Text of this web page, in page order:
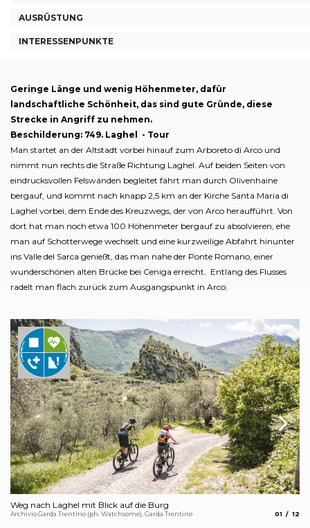
AUSRÜSTUNG
INTERESSENPUNKTE
Geringe Länge und wenig Höhenmeter, dafür
landschaftliche Schönheit, das sind gute Gründe, diese
Strecke in Angriff zu nehmen.
Beschilderung: 749. Laghel - Tour
Man startet an der Altstadt vorbei hinauf zum Arboreto di Arco und
nimmt nun rechts die Straße Richtung Laghel. Auf beiden Seiten von
eindrucksvollen Felswänden begleitet fährt man durch Olivenhaine
bergauf, und kommt nach knapp 2,5 km an der Kirche Santa Maria di
Laghel vorbei, dem Ende des Kreuzwegs, der von Arco heraufführt. Von
dort hat man noch etwa 100 Höhenmeter bergauf zu absolvieren, ehe
man auf Schotterwege wechselt und eine kurzweilige Abfahrt hinunter
ins Valle del Sarca genießt, das man nahe der Ponte Romano, einer
wunderschönen alten Brücke bei Ceniga erreicht. Entlang des Flusses
radelt man flach zurück zum Ausgangspunkt in Arco.
Weg nach Laghel mit Blick auf die Burg
Archivio Garda Trentino (ph. Watchsome), Garda Trentino 01 12